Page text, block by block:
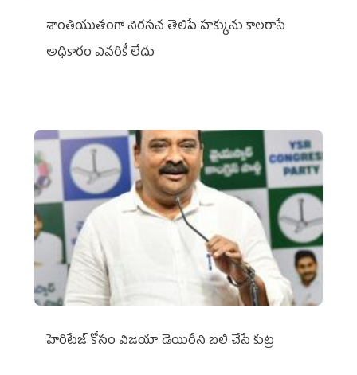
శాంతియుతంగా నిరసన తెలిపే హక్కును కాలరాసే
అధికారం ఎవరికీ లేదు
హెరిటేజ్ కోసం విజయా డెయిరీని బలి చేసే కుట్ర‌